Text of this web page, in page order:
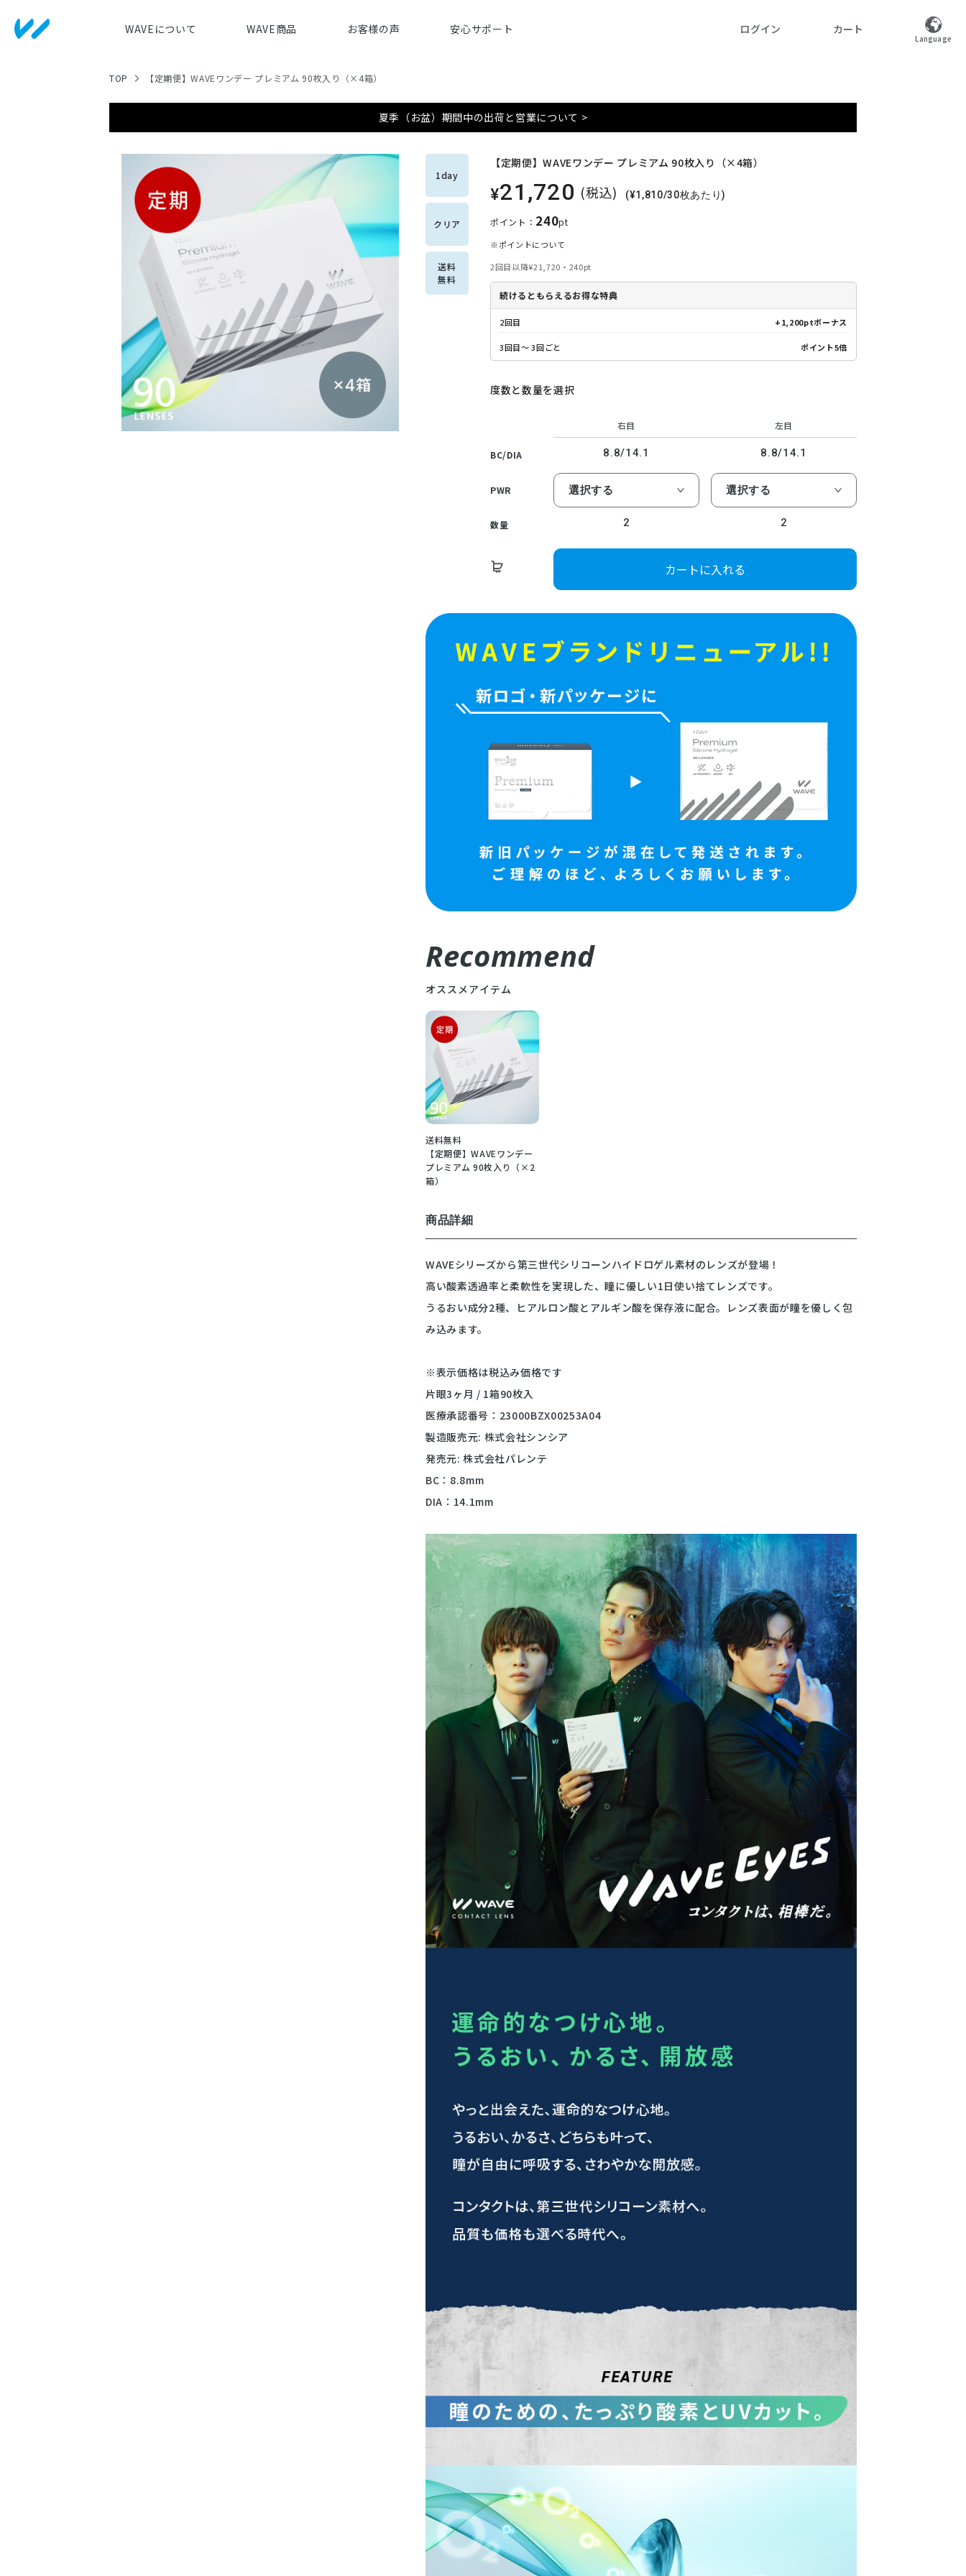
WAVEについて WAVE商品 お客様の声 安心サポート ログイン カート
Language
TOP 【定期便】WAVEワンデー プレミアム 90枚入り（×4箱）
夏季（お盆）期間中の出荷と営業について >
1day
クリア
送料
無料
【定期便】WAVEワンデー プレミアム 90枚入り（×4箱）
¥21,720 (税込) (¥1,810/30枚あたり)
ポイント： 240pt
※ポイントについて
2回目以降¥21,720・240pt
続けるともらえるお得な特典
2回目 +1,200ptボーナス
3回目～3回ごと ポイント5倍
度数と数量を選択
右目 左目
BC/DIA 8.8/14.1 8.8/14.1
PWR
数量 2 2
カートに入れる
Recommend
オススメアイテム
送料無料
【定期便】WAVEワンデー
プレミアム 90枚入り（×2
箱）
商品詳細
WAVEシリーズから第三世代シリコーンハイドロゲル素材のレンズが登場！
高い酸素透過率と柔軟性を実現した、瞳に優しい1日使い捨てレンズです。
うるおい成分2種、ヒアルロン酸とアルギン酸を保存液に配合。レンズ表面が瞳を優しく包
み込みます。
※表示価格は税込み価格です
片眼3ヶ月 / 1箱90枚入
医療承認番号：23000BZX00253A04
製造販売元: 株式会社シンシア
発売元: 株式会社パレンテ
BC：8.8mm
DIA：14.1mm